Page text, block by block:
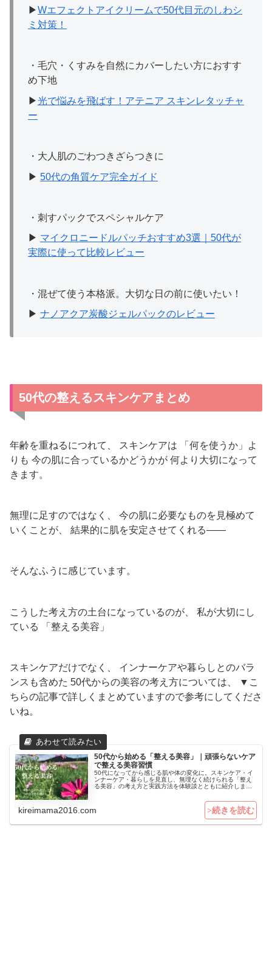
▶︎Wエフェクトアイクリームで50代目元のしわシ
ミ対策！
・毛穴・くすみを自然にカバーしたい方におすす
め下地
▶光で悩みを飛ばす！アテニア スキンレタッチャ
ー
・大人肌のごわつきざらつきに
▶ 50代の角質ケア完全ガイド
・刺すパックでスペシャルケア
▶ マイクロニードルパッチおすすめ3選｜50代が
実際に使って比較レビュー
・混ぜて使う本格派。大切な日の前に使いたい！
▶ ナノアクア炭酸ジェルパックのレビュー
50代の整えるスキンケアまとめ
年齢を重ねるにつれて、 スキンケアは 「何を使うか」よ
りも 今の肌に合っているかどうかが 何より大切になって
きます。
無理に足すのではなく、 今の肌に必要なものを見極めて
いくことが、 結果的に肌を安定させてくれる――
そんなふうに感じています。
こうした考え方の土台になっているのが、 私が大切にし
ている 「整える美容」
スキンケアだけでなく、 インナーケアや暮らしとのバラ
ンスも含めた 50代からの美容の考え方については、 ▼こ
ちらの記事で詳しくまとめていますので参考にしてくださ
いね。
50代から始める「整える美容」｜頑張らないケア
で整える美容習慣
50代になってから感じる肌や体の変化に。スキンケア・イ
ンナーケア・暮らしを見直し、無理なく続けられる「整え
る美容」の考え方と実践方法を体験談とともに紹介しま
kireimama2016.com